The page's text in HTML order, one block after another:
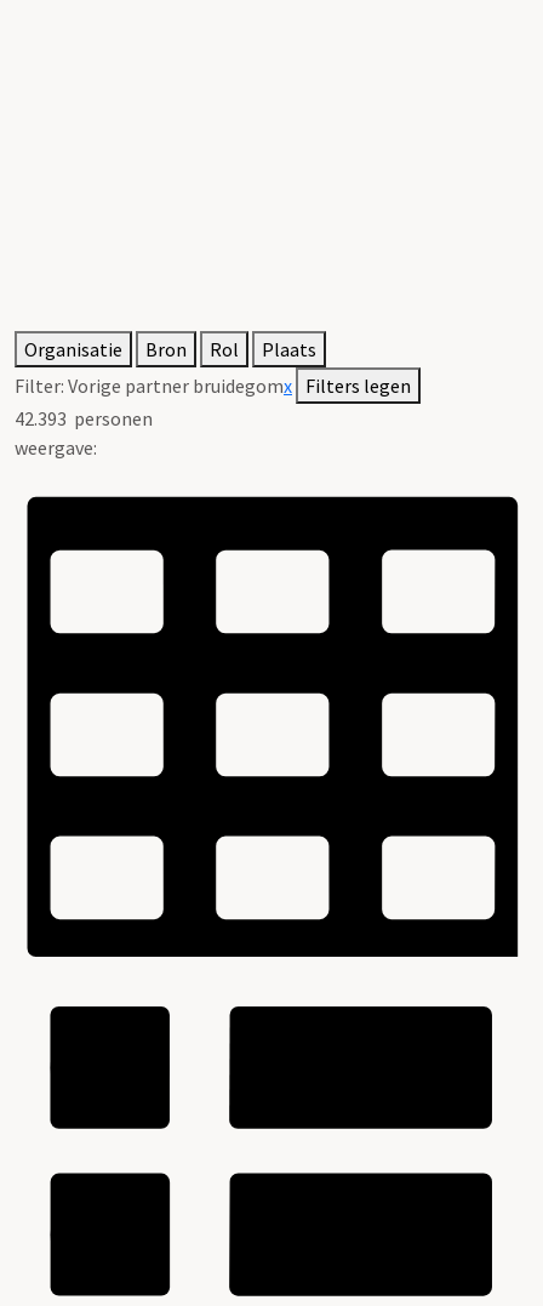
Organisatie Bron Rol
Plaats
Filter: Vorige partner bruidegomx Filters legen
42.393 personen
weergave: